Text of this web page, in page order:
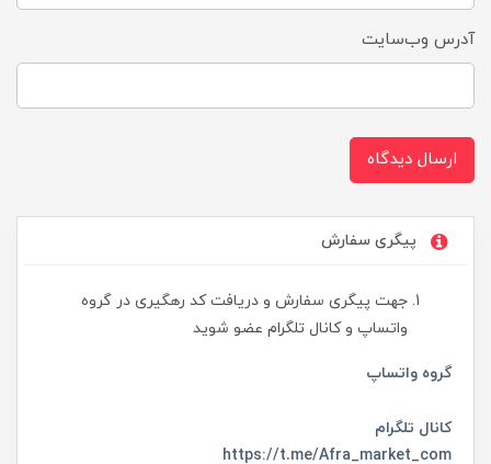
آدرس وب‌سایت
ارسال دیدگاه
پیگری سفارش
جهت پیگری سفارش و دریافت کد رهگیری در گروه
واتساپ و کانال تلگرام عضو شوید
گروه واتساپ
کانال تلگرام
https://t.me/Afra_market_com